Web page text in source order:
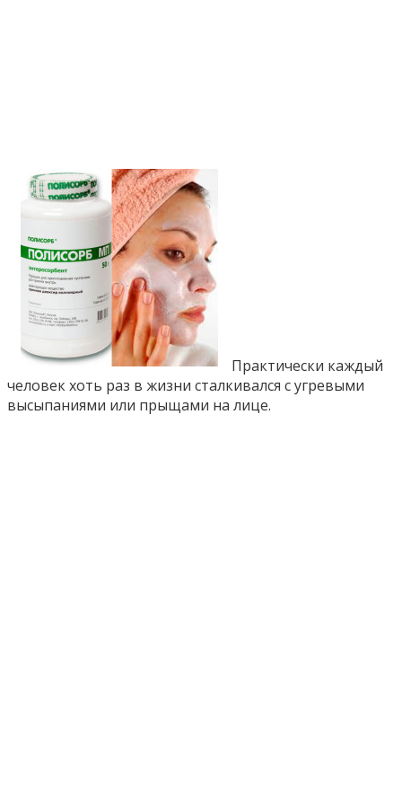
Практически каждый
человек хоть раз в жизни сталкивался с угревыми
высыпаниями или прыщами на лице.